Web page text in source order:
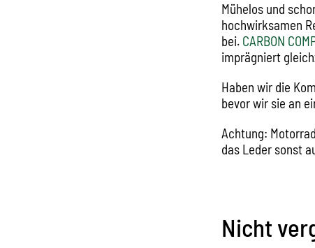
Mühelos und
hochwirksamen
bei. CARBON
imprägniert
Haben wir die
bevor wir sie an
Achtung:
das Leder sonst
Nicht